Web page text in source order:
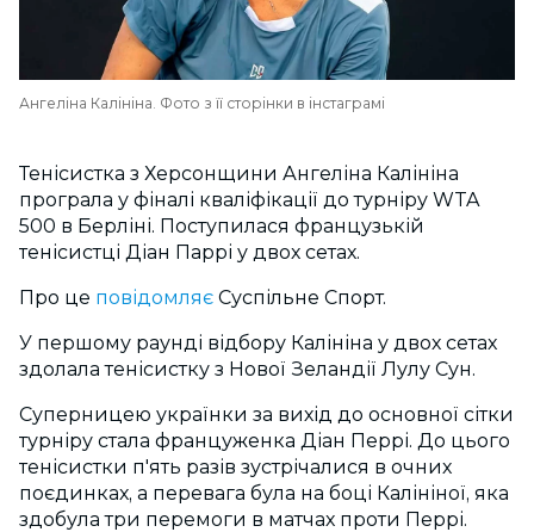
Ангеліна Калініна. Фото з її сторінки в інстаграмі
Тенісистка з Херсонщини Ангеліна Калініна
програла у фіналі кваліфікації до турніру WTA
500 в Берліні. Поступилася французькій
тенісистці Діан Паррі у двох сетах.
Про це повідомляє Суспільне Спорт.
У першому раунді відбору Калініна у двох сетах
здолала тенісистку з Нової Зеландії Лулу Сун.
Суперницею українки за вихід до основної сітки
турніру стала француженка Діан Перрі. До цього
тенісистки п'ять разів зустрічалися в очних
поєдинках, а перевага була на боці Калініної, яка
здобула три перемоги в матчах проти Перрі.